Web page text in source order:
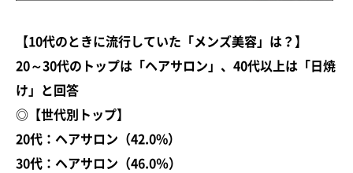
診療時間：11時-20時
【10代のときに流行していた「メンズ美容」は？】
20～30代のトップは「ヘアサロン」、40代以上は「日焼
け」と回答
◎【世代別トップ】
20代：ヘアサロン（42.0%）
30代：ヘアサロン（46.0％）